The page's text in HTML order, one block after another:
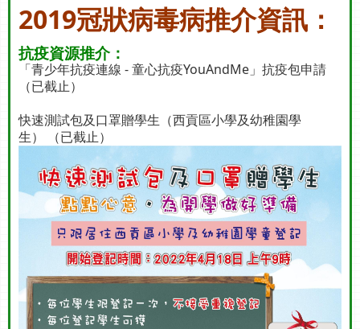
2019冠狀病毒病推介資訊：
抗疫資源推介：
「青少年抗疫連線 - 童心抗疫YouAndMe」抗疫包申請
（已截止）
快速測試包及口罩贈學生（西貢區小學及幼稚園學
生）
（已截止）